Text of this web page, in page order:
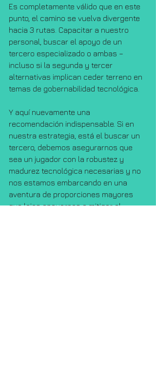
Es completamente válido que en este
punto, el camino se vuelva divergente
hacia 3 rutas. Capacitar a nuestro
personal, buscar el apoyo de un
tercero especializado o ambas –
incluso si la segunda y tercer
alternativas implican ceder terreno en
temas de gobernabilidad tecnológica.
Y aquí nuevamente una
recomendación indispensable. Si en
nuestra estrategia, está el buscar un
tercero, debemos asegurarnos que
sea un jugador con la robustez y
madurez tecnológica necesarias y no
nos estamos embarcando en una
aventura de proporciones mayores
que lejos apoyarnos a mitigar el